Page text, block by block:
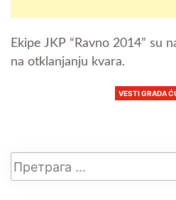
Ekipe JKP “Ravno 2014” su
na otklanjanju kvara.
VESTI GRADA